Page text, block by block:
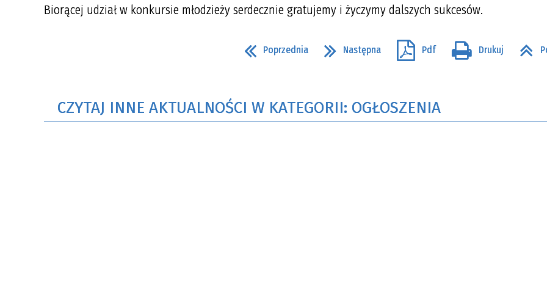
Biorącej udział w konkursie młodzieży serdecznie gratujemy i życzymy dalszych sukcesów.
Poprzednia Następna Pdf Drukuj
CZYTAJ INNE AKTUALNOŚCI W KATEGORII: OGŁOSZENIA